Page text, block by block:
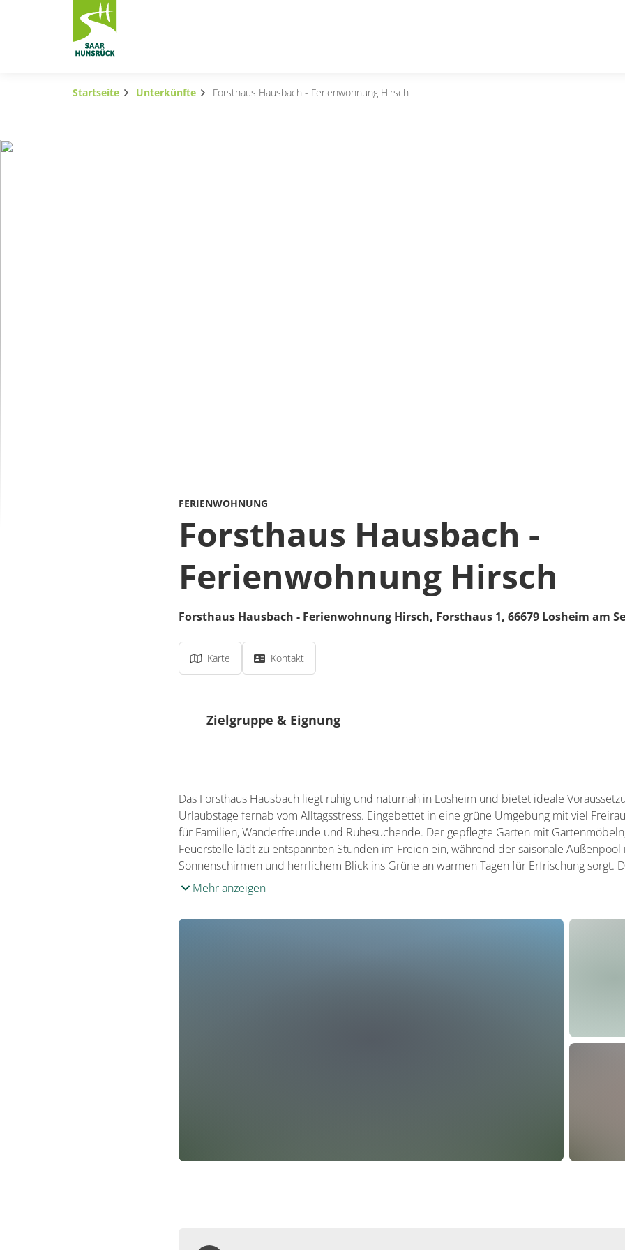
Zum Hauptinhalt springen
Subnavigation umschalten
Startseite Unterkünfte Forsthaus Hausbach - Ferienwohnung Hirsch
FERIENWOHNUNG
Forsthaus Hausbach -
Ferienwohnung Hirsch
Forsthaus Hausbach - Ferienwohnung Hirsch, Forsthaus 1, 66679 Losheim am
Karte Kontakt
Zielgruppe & Eignung
Das Forsthaus Hausbach liegt ruhig und naturnah in Losheim und bietet ideale
Urlaubstage fernab vom Alltagsstress. Eingebettet in eine grüne Umgebung mit viel
für Familien, Wanderfreunde und Ruhesuchende. Der gepflegte Garten mit
Feuerstelle lädt zu entspannten Stunden im Freien ein, während der saisonale Außenpool
Sonnenschirmen und herrlichem Blick ins Grüne an warmen Tagen für Erfrischung sorgt.
Mehr anzeigen